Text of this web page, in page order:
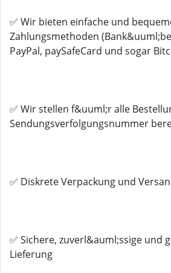
✅ Wir bieten einfache und
Zahlungsmethoden
PayPal, paySafeCard und sogar
✅ Wir stellen f&uuml;r alle
Sendungsverfolgungsnummer
✅ Diskrete Verpackung und
✅ Sichere, zuverl&auml;ssige und
Lieferung